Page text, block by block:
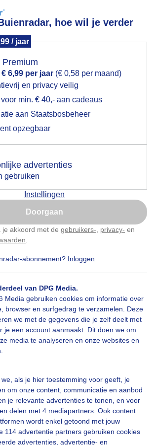
hoe wil je verder
/ jaar
Premium
€ 6,99 per jaar (€ 0,58 per maand)
en privacy veilig
min. € 40,- aan cadeaus
aan Staatsbosbeheer
opzegbaar
advertenties
gebruiken
Instellingen
Doorgaan
akkoord met de gebruikers- privacy- en
abonnement? Inloggen
van DPG Media.
Media gebruiken cookies om informatie over
browser en surfgedrag te verzamelen. Deze
we met de gegevens die je zelf deelt met
je een account aanmaakt. Dit doen we om
media te analyseren en onze websites en
als je hier toestemming voor geeft, je
om onze content, communicatie en aanbod
je relevante advertenties te tonen, en voor
delen met 4 mediapartners. Ook content
wordt enkel getoond met jouw
114 advertentie partners gebruiken cookies
advertenties, advertentie- en
Een moment geduld aub...
je locatie gebruiken voor het
nog geen akkoord op hebt gegeven,
zo een pop-up uit je browser waarin
goed, toon de popup
niet, misschien later
hierom dit aan te passen